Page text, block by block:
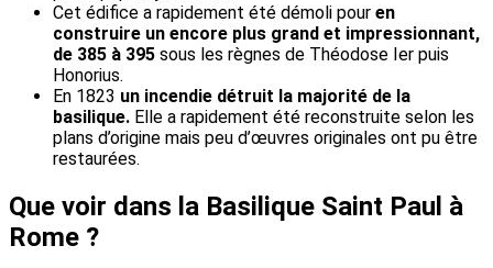
Cet édifice a rapidement été démoli pour en
construire un encore plus grand et impressionnant,
de 385 à 395 sous les règnes de Théodose Ier puis
Honorius.
En 1823 un incendie détruit la majorité de la
basilique. Elle a rapidement été reconstruite selon les
plans d’origine mais peu d’œuvres originales ont pu être
restaurées.
Que voir dans la Basilique Saint Paul à
Rome ?